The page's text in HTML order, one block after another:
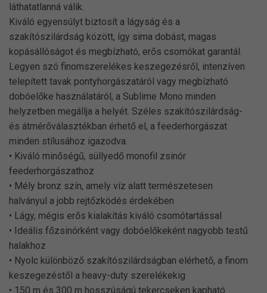
láthatatlanná válik.
Kiváló egyensúlyt biztosít a lágyság és a
szakítószilárdság között, így sima dobást, magas
kopásállóságot és megbízható, erős csomókat garantál.
Legyen szó finomszerelékes keszegezésről, intenzíven
telepített tavak pontyhorgászatáról vagy megbízható
dobóelőke használatáról, a Sublime Mono minden
helyzetben megállja a helyét. Széles szakítószilárdság-
és átmérőválasztékban érhető el, a feederhorgászat
minden stílusához igazodva.
• Kiváló minőségű, süllyedő monofil zsinór
feederhorgászathoz
• Mély bronz szín, amely víz alatt természetesen
halványul a jobb rejtőzködés érdekében
• Lágy, mégis erős kialakítás kiváló csomótartással
• Ideális főzsinórként vagy dobóelőkeként nagyobb testű
halakhoz
• Nyolc különböző szakítószilárdságban elérhető, a finom
keszegezéstől a heavy-duty szerelékekig
• 150 m és 300 m hosszúságú tekercseken kapható